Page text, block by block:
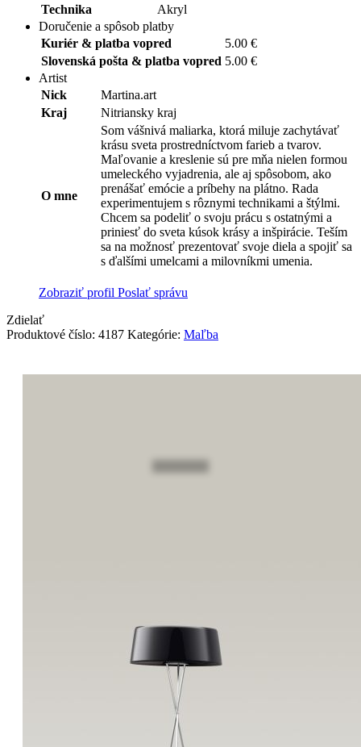
Technika
Akryl
Doručenie a spôsob platby
Kuriér & platba vopred
5.00 €
Slovenská pošta & platba vopred 5.00 €
Artist
Nick
Martina.art
Kraj
Nitriansky kraj
O mne
Som vášnivá maliarka, ktorá miluje zachytávať
krásu sveta prostredníctvom farieb a tvarov.
Maľovanie a kreslenie sú pre mňa nielen formou
umeleckého vyjadrenia, ale aj spôsobom, ako
prenášať emócie a príbehy na plátno. Rada
experimentujem s rôznymi technikami a štýlmi.
Chcem sa podeliť o svoju prácu s ostatnými a
priniesť do sveta kúsok krásy a inšpirácie. Teším
sa na možnosť prezentovať svoje diela a spojiť sa
s ďalšími umelcami a milovníkmi umenia.
Zobraziť profil Poslať správu
Zdielať
Produktové číslo: 4187 Kategórie: Maľba